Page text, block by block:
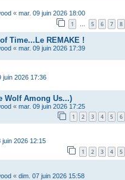
« mar. 09 juin 2026 18:00
1 … 5 6 7 8
Time...Le REMAKE !
« mar. 09 juin 2026 17:39
juin 2026 17:36
Wolf Among Us...)
« mar. 09 juin 2026 17:25
1 2 3 4 5 6
juin 2026 12:15
1 2 3 4 5
« dim. 07 juin 2026 15:58